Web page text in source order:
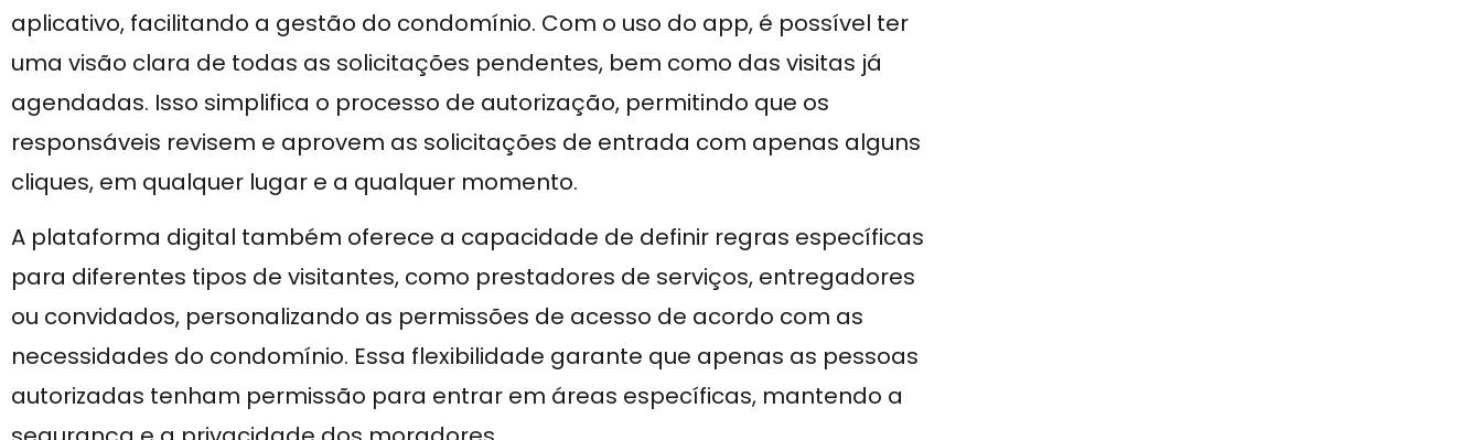
aplicativo, facilitando a gestão do condomínio. Com o uso do app, é possível ter
uma visão clara de todas as solicitações pendentes, bem como das visitas já
agendadas. Isso simplifica o processo de autorização, permitindo que os
responsáveis revisem e aprovem as solicitações de entrada com apenas alguns
cliques, em qualquer lugar e a qualquer momento.
A plataforma digital também oferece a capacidade de definir regras específicas
para diferentes tipos de visitantes, como prestadores de serviços, entregadores
ou convidados, personalizando as permissões de acesso de acordo com as
necessidades do condomínio. Essa flexibilidade garante que apenas as pessoas
autorizadas tenham permissão para entrar em áreas específicas, mantendo a